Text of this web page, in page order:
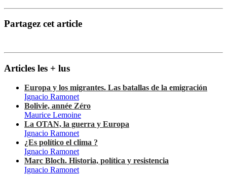
Partagez cet article
Articles les + lus
Europa y los migrantes. Las batallas de la emigración
Ignacio Ramonet
Bolivie, année Zéro
Maurice Lemoine
La OTAN, la guerra y Europa
Ignacio Ramonet
¿Es político el clima ?
Ignacio Ramonet
Marc Bloch. Historia, política y resistencia
Ignacio Ramonet